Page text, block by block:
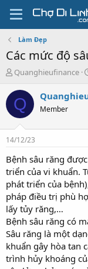
Làm Đẹp
Các mức độ
T
r
e
a
s
t
a
r
t
e
r
Quanghieufinance
Q Member
14/12/23
Bệnh sâu răng
triển của vi khuẩn.
phát triển của
pháp điều trị phù
lấy tủy răng,…
Bệnh sâu răng có
Sâu răng là một
khuẩn gây hòa tan
trình hủy khoáng